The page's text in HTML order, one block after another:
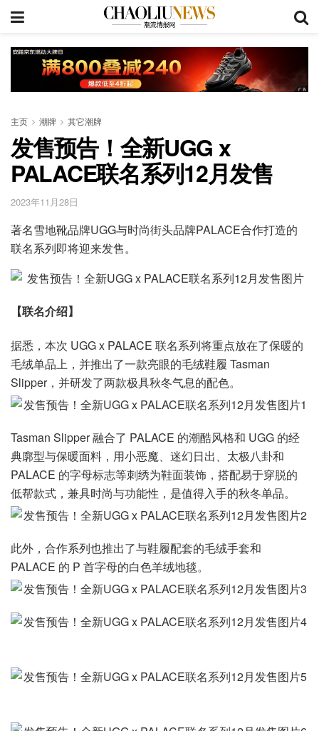
主页 潮牌 其它潮牌
发售预告！全新UGG x
PALACE联名系列12月发售
2023年11月28日
著名雪地靴品牌UGG与时尚街头品牌PALACE合作打造的
联名系列即将迎来发售。
【联名介绍】
据悉，本次 UGG x PALACE 联名系列将重点放在了保暖的
毛绒单品上，并推出了一款亮眼的毛绒鞋履 Tasman
Slipper，并研发了两款极具秋冬气息的配色。
Tasman Slipper 融合了 PALACE 的潮酷风格和 UGG 的经
典廓型与保暖面料，用小恶魔、迷幻日出、太极八卦和
PALACE 的字母标志等刺绣为鞋面装饰，搭配易于穿脱的
低帮款式，兼具时尚与功能性，是值得入手的秋冬单品。
此外，合作系列也推出了与鞋履配套的毛绒手套和
PALACE 的 P 首字母的白色羊绒地毯。